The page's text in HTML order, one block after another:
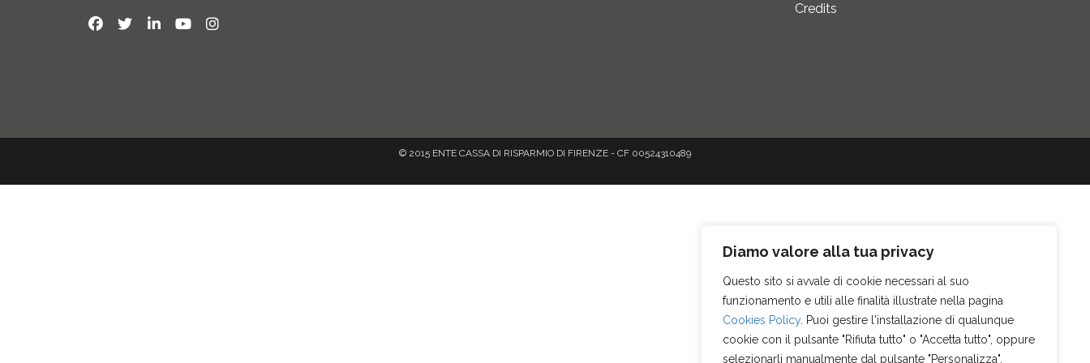
Diamo valore alla tua privacy
Questo sito si avvale di cookie necessari al suo
funzionamento e utili alle finalità illustrate nella pagina
Cookies Policy. Puoi gestire l'installazione di qualunque
cookie con il pulsante "Rifiuta tutto" o "Accetta tutto", oppure
selezionarli manualmente dal pulsante "Personalizza".
Credits
© 2015 ENTE CASSA DI RISPARMIO DI FIRENZE - CF 00524310489